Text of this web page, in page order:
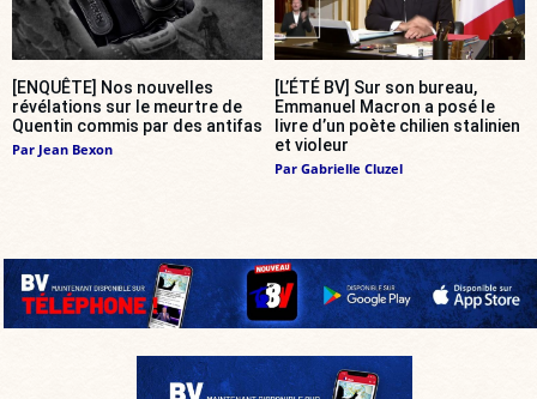
[ENQUÊTE] Nos nouvelles
révélations sur le meurtre de
Quentin commis par des antifas
Par Jean Bexon
[L’ÉTÉ BV] Sur son bureau,
Emmanuel Macron a posé le
livre d’un poète chilien stalinien
et violeur
Par Gabrielle Cluzel